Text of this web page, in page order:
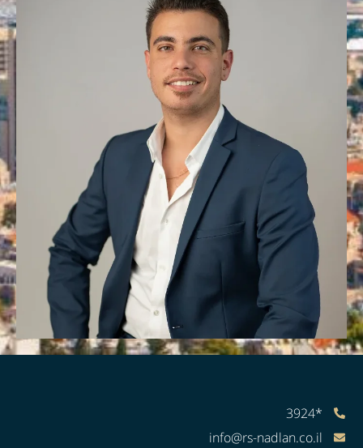
*3924
info@rs-nadlan.co.il